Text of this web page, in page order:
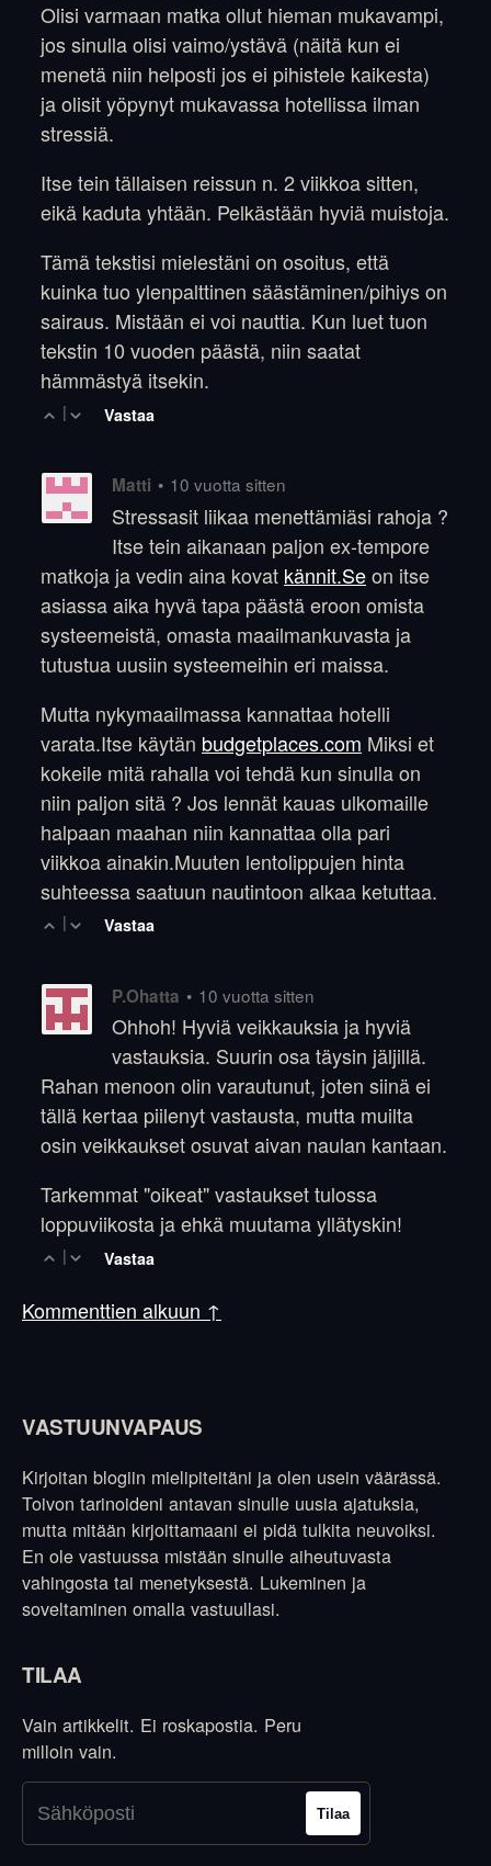
Olisi varmaan matka ollut hieman mukavampi,
jos sinulla olisi vaimo/ystävä (näitä kun ei
menetä niin helposti jos ei pihistele kaikesta)
ja olisit yöpynyt mukavassa hotellissa ilman
stressiä.
Itse tein tällaisen reissun n. 2 viikkoa sitten,
eikä kaduta yhtään. Pelkästään hyviä muistoja.
Tämä tekstisi mielestäni on osoitus, että
kuinka tuo ylenpalttinen säästäminen/pihiys on
sairaus. Mistään ei voi nauttia. Kun luet tuon
tekstin 10 vuoden päästä, niin saatat
hämmästyä itsekin.
| Vastaa
Matti • 10 vuotta sitten
Stressasit liikaa menettämiäsi rahoja ?
Itse tein aikanaan paljon ex-tempore
matkoja ja vedin aina kovat kännit.Seon itse
asiassa aika hyvä tapa päästä eroon omista
systeemeistä, omasta maailmankuvasta ja
tutustua uusiin systeemeihin eri maissa.
Mutta nykymaailmassa kannattaa hotelli
varata.Itse käytän budgetplaces.com Miksi et
kokeile mitä rahalla voi tehdä kun sinulla on
niin paljon sitä ? Jos lennät kauas ulkomaille
halpaan maahan niin kannattaa olla pari
viikkoa ainakin.Muuten lentolippujen hinta
suhteessa saatuun nautintoon alkaa ketuttaa.
| Vastaa
P.Ohatta • 10 vuotta sitten
Ohhoh! Hyviä veikkauksia ja hyviä
vastauksia. Suurin osa täysin jäljillä.
Rahan menoon olin varautunut, joten siinä ei
tällä kertaa piilenyt vastausta, mutta muilta
osin veikkaukset osuvat aivan naulan kantaan.
Tarkemmat "oikeat" vastaukset tulossa
loppuviikosta ja ehkä muutama yllätyskin!
| Vastaa
Kommenttien alkuun ↑
VASTUUNVAPAUS
Kirjoitan blogiin mielipiteitäni ja olen usein väärässä.
Toivon tarinoideni antavan sinulle uusia ajatuksia,
mutta mitään kirjoittamaani ei pidä tulkita neuvoiksi.
En ole vastuussa mistään sinulle aiheutuvasta
vahingosta tai menetyksestä. Lukeminen ja
soveltaminen omalla vastuullasi.
TILAA
Vain artikkelit. Ei roskapostia. Peru
milloin vain.
Tilaa